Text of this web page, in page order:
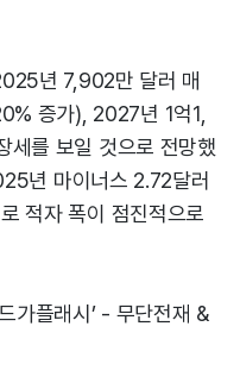
년 7,902만 달러 매
증가), 2027년 1억1,
를 보일 것으로 전망했
년 마이너스 2.72달러
적자 폭이 점진적으로
가플래시’ - 무단전재 &